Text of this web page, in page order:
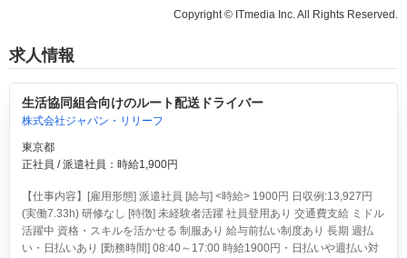
Copyright © ITmedia Inc. All Rights Reserved.
求人情報
生活協同組合向けのルート配送ドライバー
株式会社ジャパン・リリーフ
東京都
正社員 / 派遣社員：時給1,900円
【仕事内容】[雇用形態] 派遣社員 [給与] <時給> 1900円 日収例:13,927円
(実働7.33h) 研修なし [特徴] 未経験者活躍 社員登用あり 交通費支給 ミドル
活躍中 資格・スキルを活かせる 制服あり 給与前払い制度あり 長期 週払
い・日払いあり [勤務時間] 08:40～17:00 時給1900円・日払いや週払い対